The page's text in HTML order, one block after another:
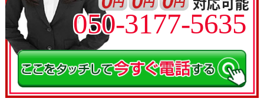
050-3177-5635